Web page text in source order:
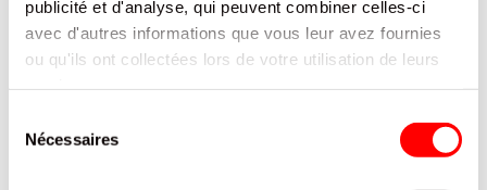
publicité et d'analyse, qui peuvent combiner celles-ci
avec d'autres informations que vous leur avez fournies
ou qu'ils ont collectées lors de votre utilisation de leurs
Nécessaires